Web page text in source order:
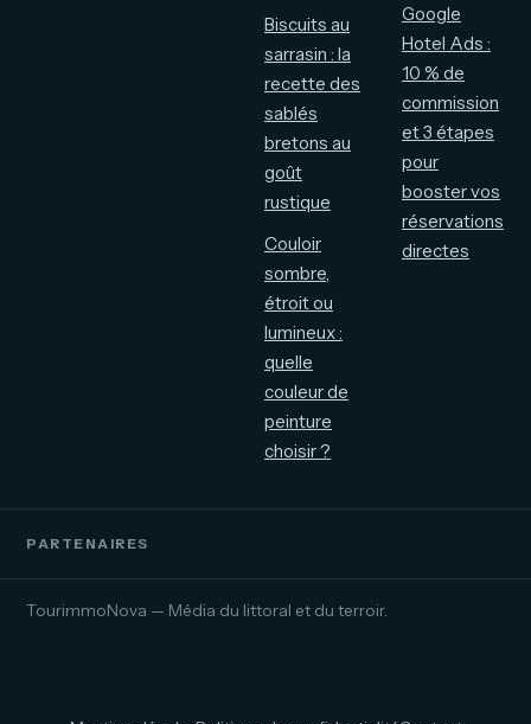
Biscuits au
sarrasin : la
recette des
sablés
bretons au
goût
rustique
Couloir
sombre,
étroit ou
lumineux :
quelle
couleur de
peinture
choisir ?
Google
Hotel Ads :
10 % de
commission
et 3 étapes
pour
booster vos
réservations
directes
PARTENAIRES
TourimmoNova — Média du littoral et du terroir.